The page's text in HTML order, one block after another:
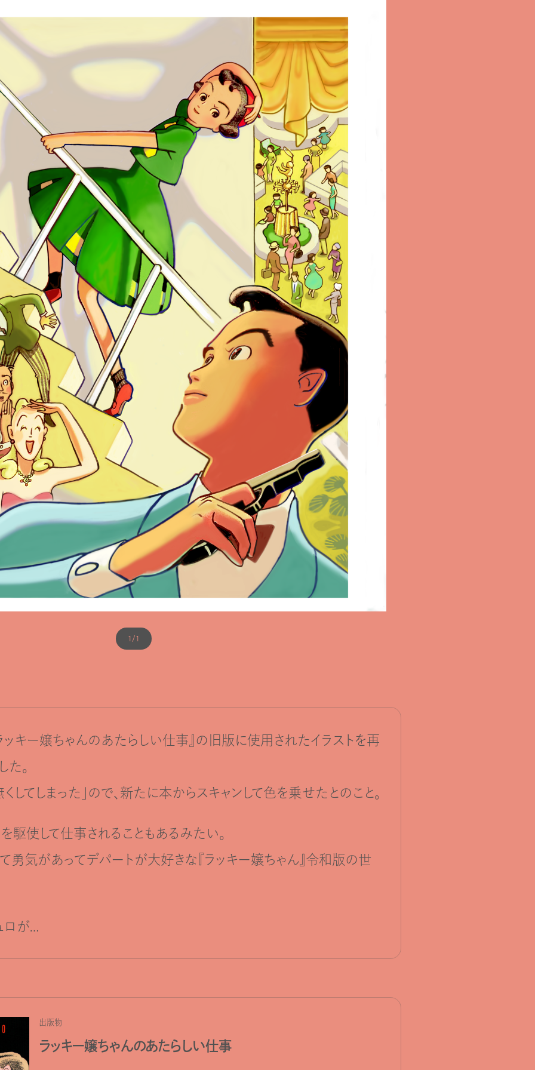
1/1
ッキー嬢ちゃんのあたらしい仕事』の旧版に使用されたイラストを再
。
してしまった」ので、新たに本からスキャンして色を乗せたとのこと。
駆使して仕事されることもあるみたい。
勇気があってデパートが大好きな『ラッキー嬢ちゃん』令和版の世
ロが…
出版物
ラッキー嬢ちゃんのあたらしい仕事